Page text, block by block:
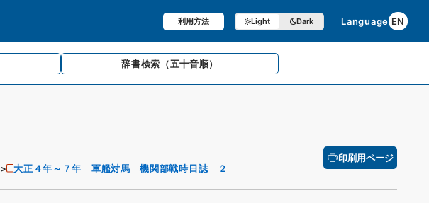
利用方法 Light Dark Language EN
辞書検索 （五十音順）
大正４年～７年 軍艦対馬 機関部戦時日誌 ２
印刷用ページ